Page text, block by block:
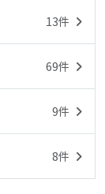
13件
69件
9件
8件